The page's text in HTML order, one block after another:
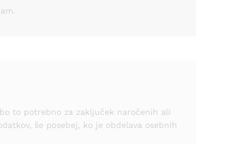
to potrebno za zaključek naročenih ali
še posebej, ko je obdelava osebnih